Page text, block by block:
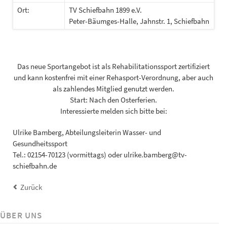
Ort:
TV Schiefbahn 1899 e.V.
Peter-Bäumges-Halle, Jahnstr. 1, Schiefbahn
Das neue Sportangebot ist als Rehabilitationssport zertifiziert
und kann kostenfrei mit einer Rehasport-Verordnung, aber auch
als zahlendes Mitglied genutzt werden.
Start: Nach den Osterferien.
Interessierte melden sich bitte bei:
Ulrike Bamberg, Abteilungsleiterin Wasser- und
Gesundheitssport
Tel.: 02154-70123 (vormittags) oder ulrike.bamberg@tv-
schiefbahn.de
Zurück
ÜBER UNS